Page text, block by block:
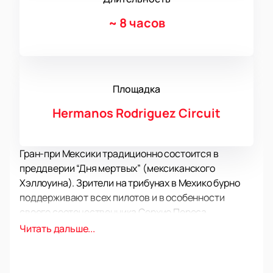
~ 8 часов
Площадка
Hermanos Rodriguez Circuit
Гран-при Мексики традиционно состоится в
преддверии “Дня мертвых” (мексиканского
Хэллоуина). Зрители на трибунах в Мехико бурно
поддерживают всех пилотов и в особенности
своего соотечественника Серхио Переса,
выступающего за Red Bull. Во время гоночного уик-
Читать дальше...